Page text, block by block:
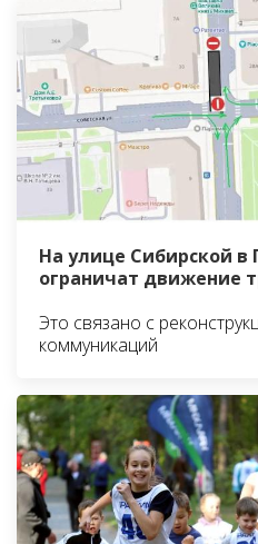
На улице Сибирской в
ограничат движение
Это связано с
коммуникаций